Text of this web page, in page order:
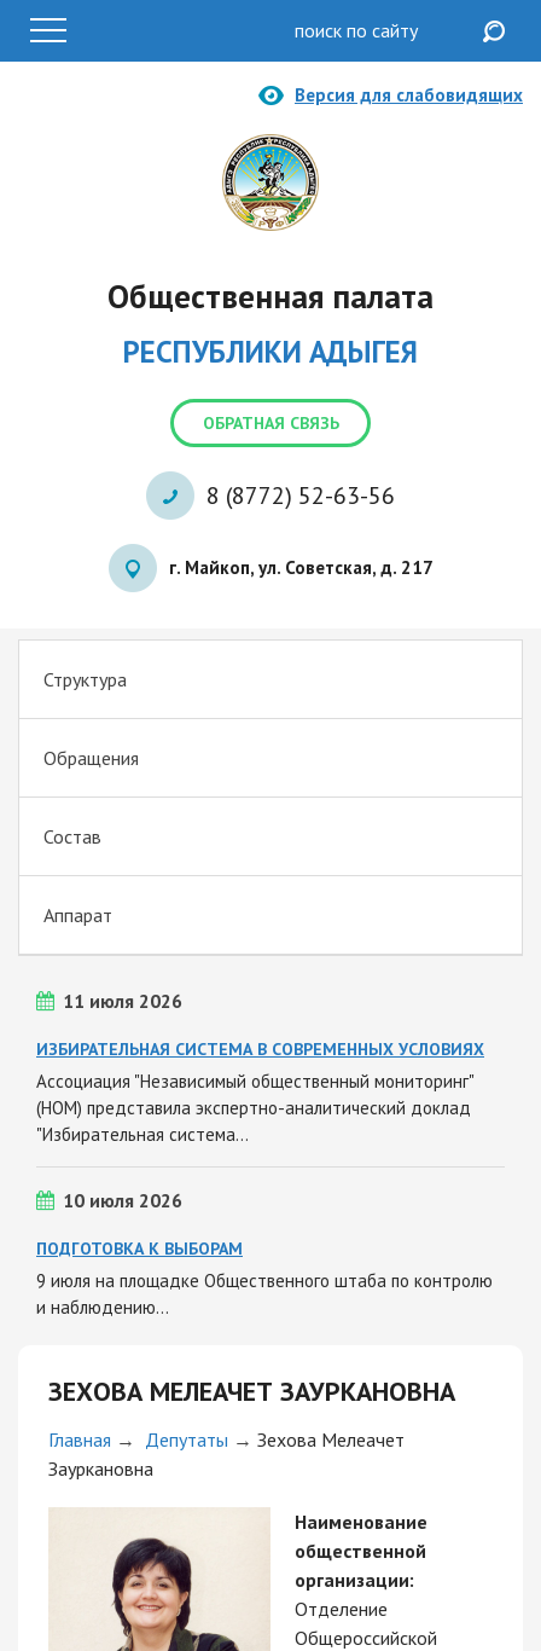
Общественная палата
РЕСПУБЛИКИ АДЫГЕЯ
ОБРАТНАЯ СВЯЗЬ
8 (8772) 52-63-56
г. Майкоп, ул. Советская, д. 217
Версия для слабовидящих
Структура
Обращения
Состав
Аппарат
11 июля 2026
ИЗБИРАТЕЛЬНАЯ СИСТЕМА В СОВРЕМЕННЫХ УСЛОВИЯХ
Ассоциация "Независимый общественный мониторинг"
(НОМ) представила экспертно-аналитический доклад
"Избирательная система…
10 июля 2026
ПОДГОТОВКА К ВЫБОРАМ
9 июля на площадке Общественного штаба по контролю
и наблюдению…
ЗЕХОВА МЕЛЕАЧЕТ ЗАУРКАНОВНА
Главная → Депутаты → Зехова Мелеачет
Зауркановна
Наименование
общественной
организации:
Отделение
Общероссийской